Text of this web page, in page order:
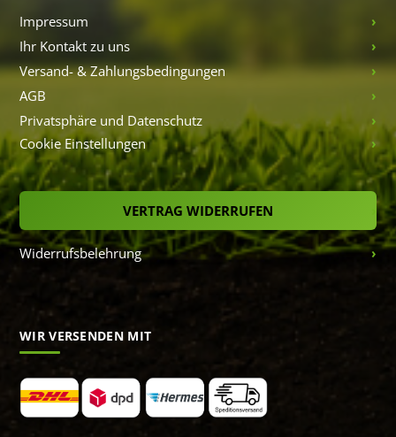
Impressum
Ihr Kontakt zu uns
Versand- & Zahlungsbedingungen
AGB
Privatsphäre und Datenschutz
Cookie Einstellungen
VERTRAG WIDERRUFEN
Widerrufsbelehrung
WIR VERSENDEN MIT